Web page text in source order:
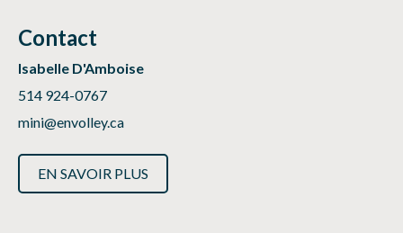
Contact
Isabelle D'Amboise
514 924-0767
mini@envolley.ca
EN SAVOIR PLUS